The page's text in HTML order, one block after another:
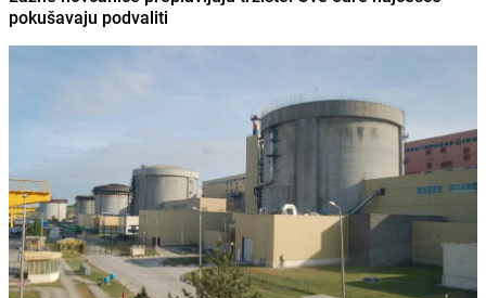
pokušavaju podvaliti